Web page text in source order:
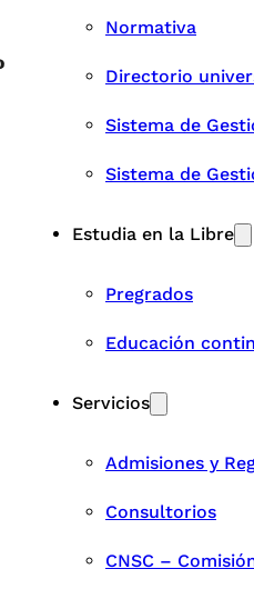
Normativa
Directorio
Sistema de
Sistema de
Estudia en la Libre
Pregrados
Educación
Servicios
Admisiones y
Consultorios
CNSC –